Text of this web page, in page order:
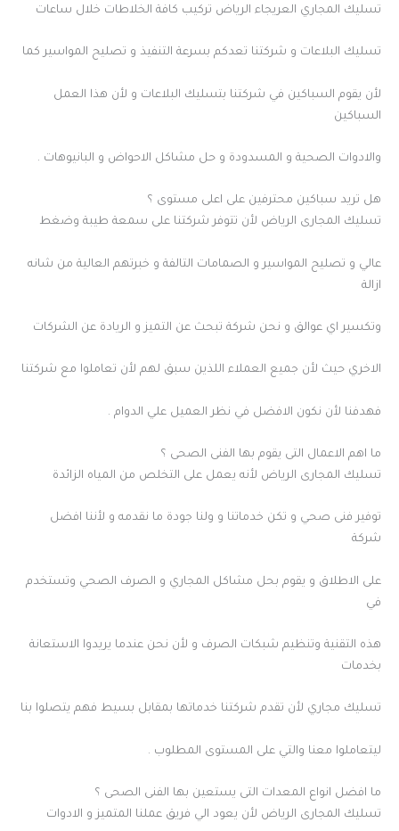
تسليك المجاري العريجاء الرياض تركيب كافة الخلاطات خلال ساعات
تسليك البلاعات و شركتنا تعدكم بسرعة التنفيذ و تصليح المواسير كما
لأن يقوم السباكين في شركتنا بتسليك البلاعات و لأن هذا العمل
السباكين
والادوات الصحية و المسدودة و حل مشاكل الاحواض و البانيوهات .
هل تريد سباكين محترفين على اعلى مستوى ؟
تسليك المجارى الرياض لأن تتوفر شركتنا على سمعة طيبة وضغط
عالي و تصليح المواسير و الصمامات التالفة و خبرتهم العالية من شانه
ازالة
وتكسير اي عوالق و نحن شركة تبحث عن التميز و الريادة عن الشركات
الاخري حيث لأن جميع العملاء اللذين سبق لهم لأن تعاملوا مع شركتنا
فهدفنا لأن نكون الافضل في نظر العميل علي الدوام .
ما اهم الاعمال التى يقوم بها الفنى الصحى ؟
تسليك المجارى الرياض لأنه يعمل على التخلص من المياه الزائدة
توفير فنى صحي و تكن خدماتنا و ولنا جودة ما نقدمه و لأننا افضل
شركة
على الاطلاق و يقوم بحل مشاكل المجاري و الصرف الصحي وتستخدم
في
هذه التقنية وتنظيم شبكات الصرف و لأن نحن عندما يريدوا الاستعانة
بخدمات
تسليك مجاري لأن تقدم شركتنا خدماتها بمقابل بسيط فهم يتصلوا بنا
ليتعاملوا معنا والتي على المستوى المطلوب .
ما افضل انواع المعدات التى يستعين بها الفنى الصحى ؟
تسليك المجارى الرياض لأن يعود الي فريق عملنا المتميز و الادوات